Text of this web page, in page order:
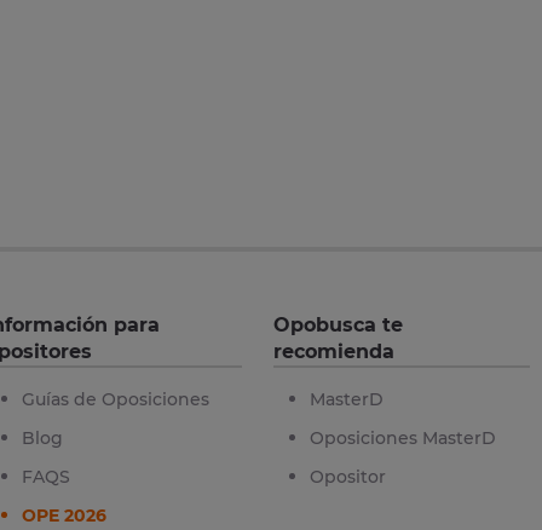
para
Guías de Oposiciones
Blog
FAQS
OPE 2026
Opobusca te
recomienda
MasterD
Oposiciones MasterD
Opositor